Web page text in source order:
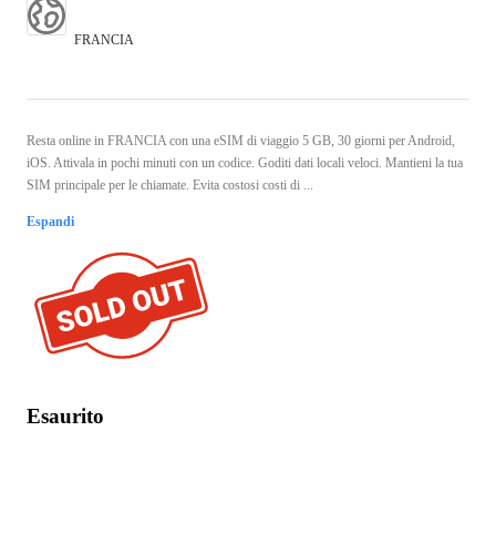
FRANCIA
Resta online in FRANCIA con una eSIM di viaggio 5 GB, 30 giorni per Android,
iOS. Attivala in pochi minuti con un codice. Goditi dati locali veloci. Mantieni la tua
SIM principale per le chiamate. Evita costosi costi di ...
Espandi
Esaurito